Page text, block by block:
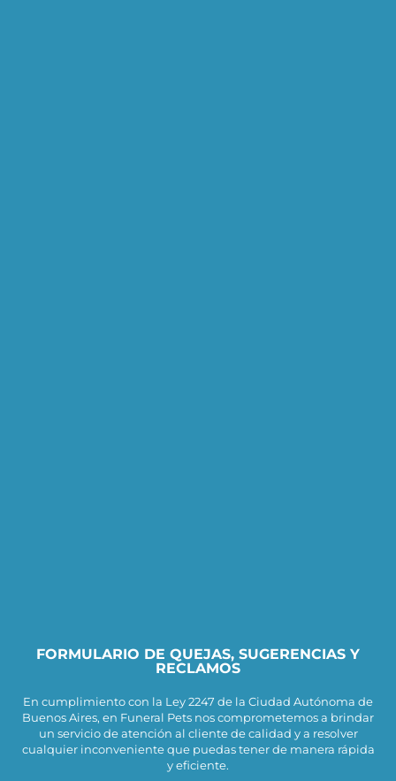
FORMULARIO DE QUEJAS, SUGERENCIAS Y
RECLAMOS
En cumplimiento con la Ley 2247 de la Ciudad Autónoma de
Buenos Aires, en Funeral Pets nos comprometemos a brindar
un servicio de atención al cliente de calidad y a resolver
cualquier inconveniente que puedas tener de manera rápida
y eficiente.